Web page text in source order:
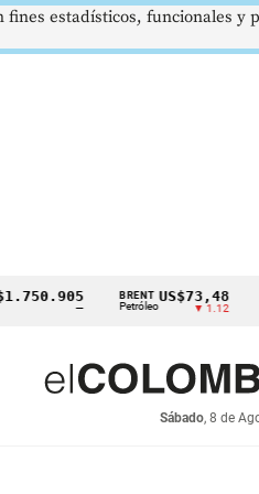
BRENT
Petróleo
US$73,48
▼ 1.12
ORO
Onza
Sábado, 8 de
estadísticos, funcionales